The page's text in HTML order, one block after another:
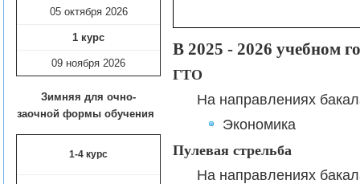
05 октября 2026
1 курс
09 ноября 2026
Зимняя для очно-
заочной формы обучения
1-4 курс
В 2025 - 2026 учебном
ГТО
На направлениях
Экономика
Пулевая стрельба
На направлениях